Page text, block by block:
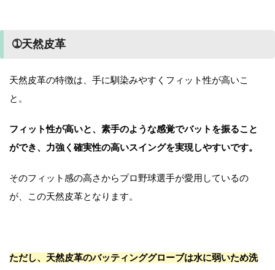
➀天然皮革
天然皮革の特徴は、手に馴染みやすくフィット性が高いこ
と。
フィット性が高いと、素手のような感覚でバットを振ること
ができ、力強く確実性の高いスイングを実現しやすいです。
そのフィット感の高さからプロ野球選手が愛用しているの
が、この天然皮革となります。
ただし、天然皮革のバッティンググローブは水に弱いため洗